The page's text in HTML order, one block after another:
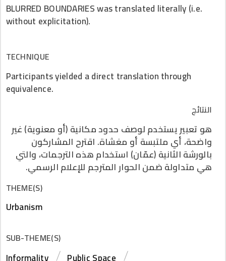
BLURRED BOUNDARIES was translated literally (i.e.
without explicitation).
TECHNIQUE
Participants yielded a direct translation through
equivalence.
النتائج
هو تعبير يستخدم لوصف حدود مكانية (أو معنوية) غير
واضحة، أي ملتبسة أو مغشاة. اقترح المشاركون
بالورشة الثانية (عمّان) استخدام هذه الترجمات، والتي
هي متداولة ضمن الحوار المترجم للإعلام الرسمي.
THEME(S)
Urbanism
SUB-THEME(S)